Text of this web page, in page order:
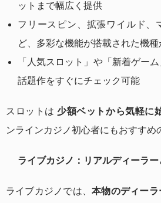
ットまで幅広く提供
フリースピン、拡張ワイルド、
ど、多彩な機能が搭載された機種
「人気スロット」や「新着ゲー
話題作をすぐにチェック可能
スロットは 少額ベットから気軽に
ンラインカジノ初心者にもおすすめ
ライブカジノ：リアルディーラー
ライブカジノでは、本物のディー